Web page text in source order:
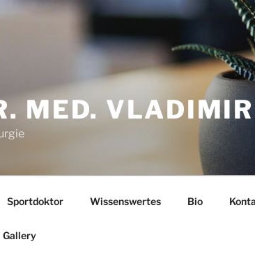
MED.
Sportdoktor Wissenswertes Bio
Gallery